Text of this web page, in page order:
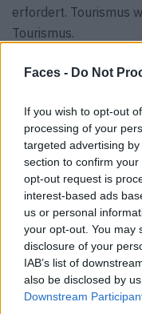
Faces - Do Not
If you wish to opt-out
processing of your
targeted advertising
section to confirm
opt-out request is
interest-based ads
us or personal
your opt-out. You may
disclosure of your
IAB’s list of
also be disclosed by
Downstream
erfordert. Tourismus
Tourismus.
Der Ausfall globaler
fundamentalen Re-
mehr denn je lokal,
regionalen
Handwerkstechniken
Farming und
Konsummuster ab,
erwächst eine
Ökosystemen.
Postwachstum sind
Menschen